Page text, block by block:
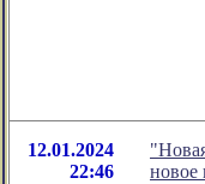
12.01.2024
22:46
новое